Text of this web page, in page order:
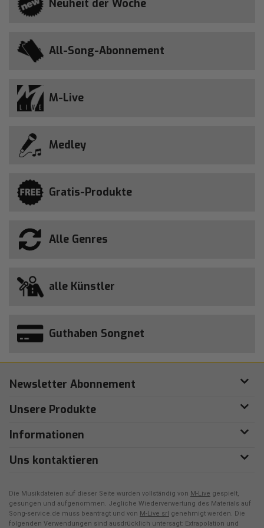
Neuheit der Woche
All-Song-Abonnement
M-Live
Medley
Gratis-Produkte
Alle Genres
alle Künstler
Guthaben Songnet
Newsletter Abonnement
Unsere Produkte
Informationen
Uns kontaktieren
Die Musikdateien auf dieser Seite wurden vollständig von M-Live gespielt,
gesungen und aufgenommen. Jegliche Wiederverwertung des Materials auf
Song-service.de muss beantragt und von M-Live srl genehmigt werden. Die
folgenden Verwendungen sind ausdrücklich untersagt: Extrapolation und